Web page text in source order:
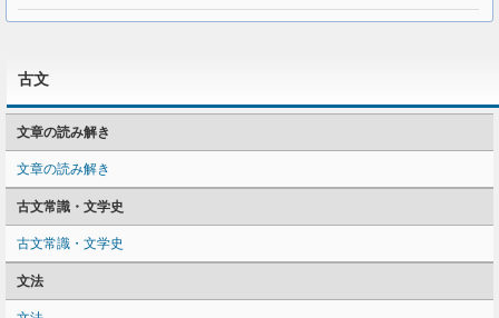
古文
文章の読み解き
文章の読み解き
古文常識・文学史
古文常識・文学史
文法